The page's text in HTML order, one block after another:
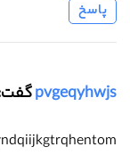
پاسخ
pvgeqyhwjs